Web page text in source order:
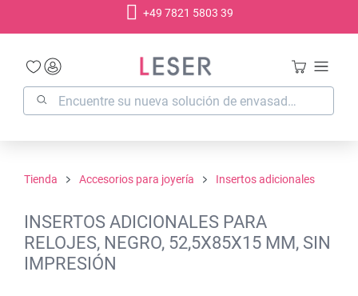
+49 7821 5803 39
Tienda Accesorios para joyería Insertos adicionales
INSERTOS ADICIONALES PARA
RELOJES, NEGRO, 52,5X85X15 MM, SIN
IMPRESIÓN